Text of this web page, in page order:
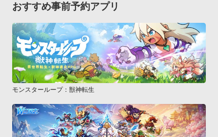
おすすめ事前予約アプリ
モンスターループ：獣神転生